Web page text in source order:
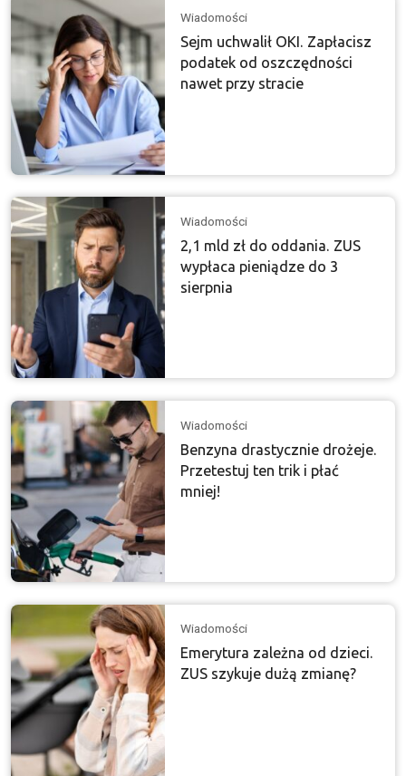
Wiadomości
Sejm uchwalił OKI. Zapłacisz
podatek od oszczędności
nawet przy stracie
Wiadomości
2,1 mld zł do oddania. ZUS
wypłaca pieniądze do 3
sierpnia
Wiadomości
Benzyna drastycznie drożeje.
Przetestuj ten trik i płać
mniej!
Wiadomości
Emerytura zależna od dzieci.
ZUS szykuje dużą zmianę?